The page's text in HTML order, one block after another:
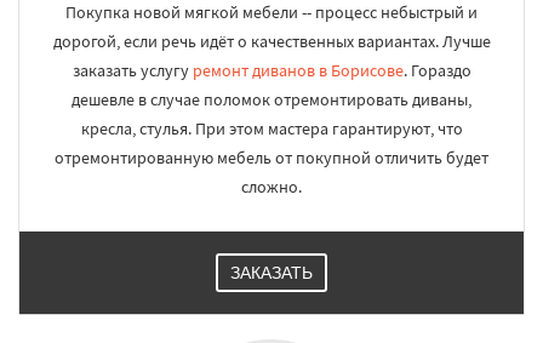
Покупка новой мягкой мебели -- процесс небыстрый и
дорогой, если речь идёт о качественных вариантах. Лучше
заказать услугу ремонт диванов в Борисове. Гораздо
дешевле в случае поломок отремонтировать диваны,
кресла, стулья. При этом мастера гарантируют, что
отремонтированную мебель от покупной отличить будет
сложно.
ЗАКАЗАТЬ